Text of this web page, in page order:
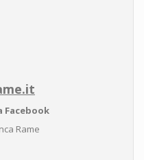
Facebook
Rame